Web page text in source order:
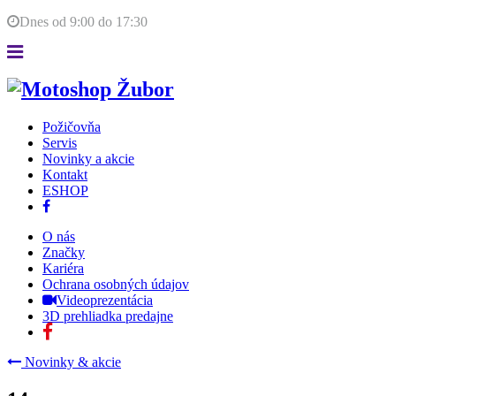
Dnes od 9:00 do 17:30
Požičovňa
Servis
Novinky a akcie
Kontakt
ESHOP
O nás
Značky
Kariéra
Ochrana osobných údajov
Videoprezentácia
3D prehliadka predajne
Novinky & akcie